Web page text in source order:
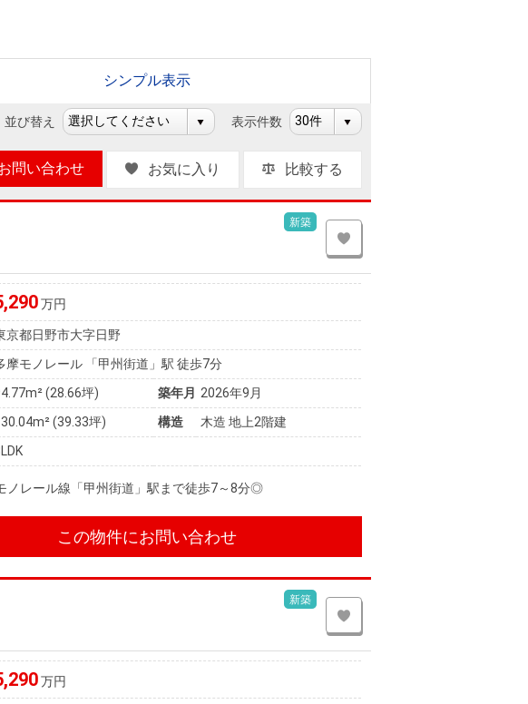
シンプル表示
並び替え 表示件数
問い合わせ お気に入り 比較する
新築
万円
京都日野市大字日野
摩モノレール 「甲州街道」駅 徒歩7分
(28.66坪) 築年月
2026年9月
(39.33坪) 構造
木造 地上2階建
ノレール線「甲州街道」駅まで徒歩7～8分◎
この物件にお問い合わせ
新築
万円